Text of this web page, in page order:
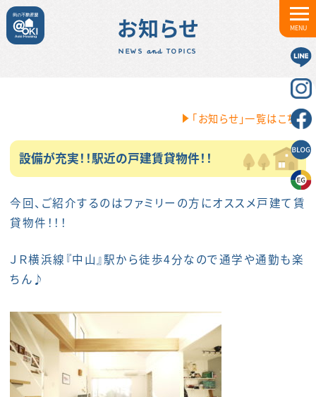
MENU
お知らせ
NEWS and TOPICS
「お知らせ」一覧はこちら
設備が充実！！駅近の戸建賃貸物件！！
今回、ご紹介するのはファミリーの方にオススメ戸建て賃
貸物件！！！
ＪＲ横浜線『中山』駅から徒歩4分なので通学や通勤も楽
ちん♪